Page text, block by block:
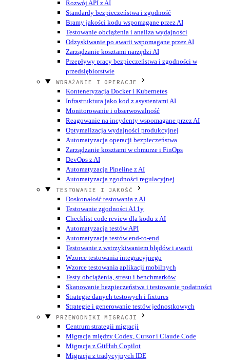
Rozwój API z AI
Standardy bezpieczeństwa i zgodność
Bramy jakości kodu wspomagane przez AI
Testowanie obciążenia i analiza wydajności
Odzyskiwanie po awarii wspomagane przez AI
Zarządzanie kosztami narzędzi AI
Przepływy pracy bezpieczeństwa i zgodności w
przedsiębiorstwie
WDRAŻANIE I OPERACJE
Konteneryzacja Docker i Kubernetes
Infrastruktura jako kod z asystentami AI
Monitorowanie i obserwowalność
Reagowanie na incydenty wspomagane przez AI
Optymalizacja wydajności produkcyjnej
Automatyzacja operacji bezpieczeństwa
Zarządzanie kosztami w chmurze i FinOps
DevOps z AI
Automatyzacja Pipeline z AI
Automatyzacja zgodności regulacyjnej
TESTOWANIE I JAKOŚĆ
Doskonałość testowania z AI
Testowanie zgodności A11y
Checklist code review dla kodu z AI
Automatyzacja testów API
Automatyzacja testów end-to-end
Testowanie z wstrzykiwaniem błędów i awarii
Wzorce testowania integracyjnego
Wzorce testowania aplikacji mobilnych
Testy obciążenia, stresu i benchmarków
Skanowanie bezpieczeństwa i testowanie podatności
Strategie danych testowych i fixtures
Strategie i generowanie testów jednostkowych
PRZEWODNIKI MIGRACJI
Centrum strategii migracji
Migracja między Codex, Cursor i Claude Code
Migracja z GitHub Copilot
Migracja z tradycyjnych IDE